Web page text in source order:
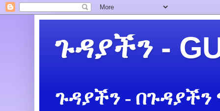
ጉዳያችን -
ጉዳያችን -